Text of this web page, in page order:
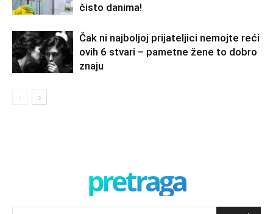
čisto danima!
Čak ni najboljoj prijateljici nemojte reći
ovih 6 stvari – pametne žene to dobro
znaju
pretraga